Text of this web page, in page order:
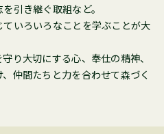
引き継ぐ取組など。
いろいろなことを学ぶことが大
り大切にする心、奉仕の精神、
仲間たちと力を合わせて森づく